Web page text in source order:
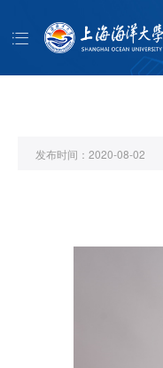
首页
人才培养
发布时间： 2020-08-02